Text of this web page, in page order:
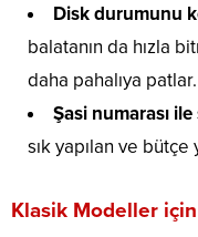
Disk durumunu
balatanın da hızla
daha pahalıya patlar.
Şasi numarası
sık yapılan ve bütçe
Klasik Modeller için